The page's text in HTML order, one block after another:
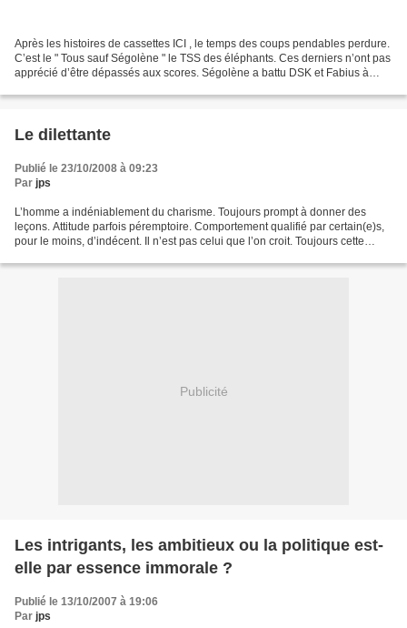
Après les histoires de cassettes ICI , le temps des coups pendables perdure.
C’est le " Tous sauf Ségolène " le TSS des éléphants. Ces derniers n’ont pas
apprécié d’être dépassés aux scores. Ségolène a battu DSK et Fabius à
Le dilettante
Publié le 23/10/2008 à 09:23
Par jps
L’homme a indéniablement du charisme. Toujours prompt à donner des
leçons. Attitude parfois péremptoire. Comportement qualifié par certain(e)s,
pour le moins, d’indécent. Il n’est pas celui que l’on croit. Toujours cette
Publicité
Les intrigants, les ambitieux ou la politique est-
elle par essence immorale ?
Publié le 13/10/2007 à 19:06
Par jps